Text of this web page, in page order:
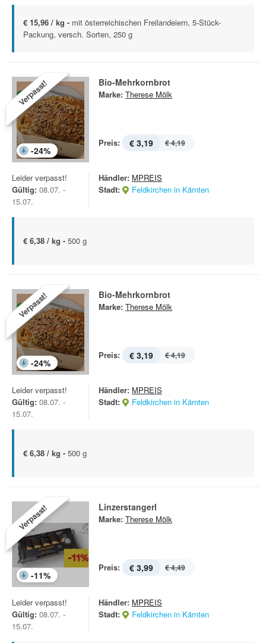
€ 15,96 / kg - mit österreichischen Freilandeiern, 5-Stück-
Packung, versch. Sorten, 250 g
Verpasst!
-24%
Bio-Mehrkornbrot
Marke: Therese Mölk
Preis: € 3,19 € 4,19
Leider verpasst!
Gültig: 08.07. -
15.07.
Händler: MPREIS
Stadt:
Feldkirchen in Kärnten
€ 6,38 / kg - 500 g
Verpasst!
-24%
Bio-Mehrkornbrot
Marke: Therese Mölk
Preis: € 3,19 € 4,19
Leider verpasst!
Gültig: 08.07. -
15.07.
Händler: MPREIS
Stadt:
Feldkirchen in Kärnten
€ 6,38 / kg - 500 g
Verpasst!
-11%
Linzerstangerl
Marke: Therese Mölk
Preis: € 3,99 € 4,49
Leider verpasst!
Gültig: 08.07. -
15.07.
Händler: MPREIS
Stadt:
Feldkirchen in Kärnten